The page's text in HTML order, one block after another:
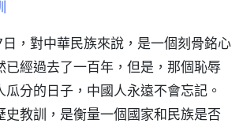
，對中華民族來說，是一個刻骨銘心
已經過去了一百年，但是，那個恥辱
分的日子，中國人永遠不會忘記。
史教訓，是衡量一個國家和民族是否